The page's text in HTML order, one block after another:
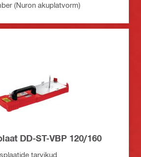
(Nuron akuplatvorm)
DD-ST-VBP 120/160
tarvikud